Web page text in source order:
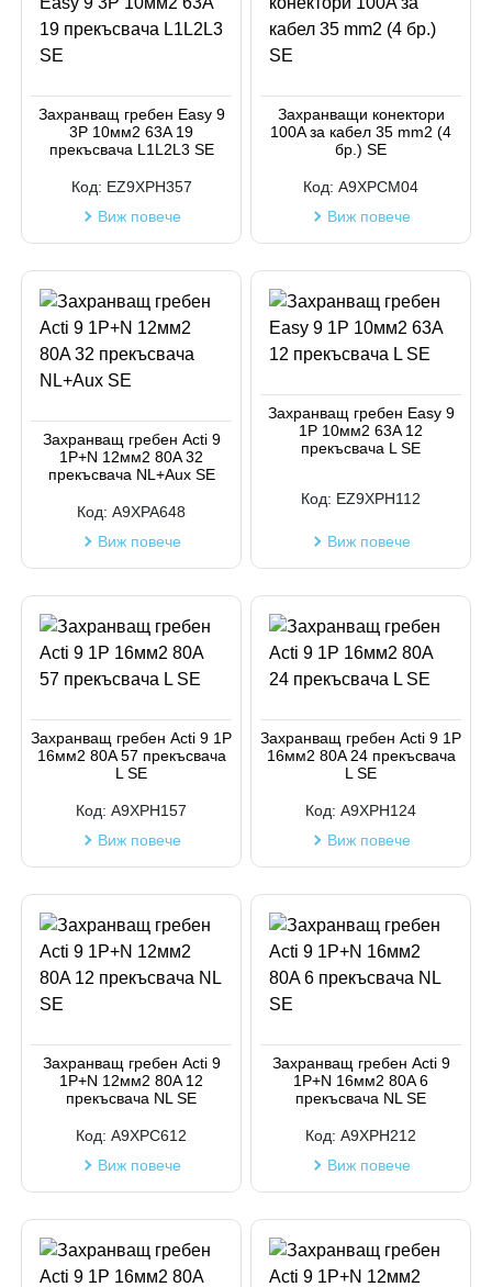
Захранващ гребен Easy 9
3P 10мм2 63A 19
прекъсвача L1L2L3 SE
Код: EZ9XPH357
Виж повече
Захранващи конектори
100A за кабел 35 mm2 (4
бр.) SE
Код: A9XPCM04
Виж повече
Захранващ гребен Acti 9
1P+N 12мм2 80A 32
прекъсвача NL+Aux SE
Код: A9XPA648
Виж повече
Захранващ гребен Easy 9
1P 10мм2 63A 12
прекъсвача L SE
Код: EZ9XPH112
Виж повече
Захранващ гребен Acti 9 1P
16мм2 80A 57 прекъсвача
L SE
Код: A9XPH157
Виж повече
Захранващ гребен Acti 9 1P
16мм2 80A 24 прекъсвача
L SE
Код: A9XPH124
Виж повече
Захранващ гребен Acti 9
1P+N 12мм2 80A 12
прекъсвача NL SE
Код: A9XPC612
Виж повече
Захранващ гребен Acti 9
1P+N 16мм2 80A 6
прекъсвача NL SE
Код: A9XPH212
Виж повече